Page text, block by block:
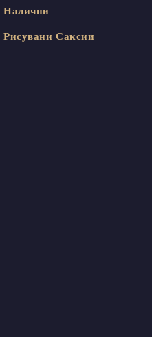
Налични
Рисувани Саксии